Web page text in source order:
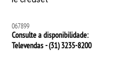
067899
Consulte a disponibilidade:
Televendas - (31)3235-8200